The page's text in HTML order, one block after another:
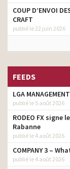
COUP D’ENVOI
CRAFT
publié le 22 juin 2026
FEEDS
LGA
publié le 5 août 2026
RODEO FX
Rabanne
publié le 4 août 2026
COMPANY 3 –
publié le 4 août 2026